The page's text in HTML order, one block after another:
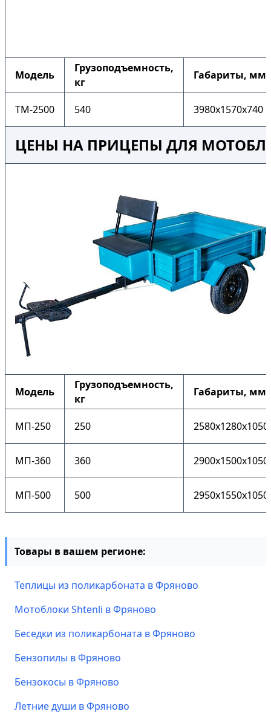
Модель
Грузоподъемность,
кг
Габариты, мм
ТМ-2500 540 3980x1570x740
ЦЕНЫ НА ПРИЦЕПЫ ДЛЯ
Модель
Грузоподъемность,
кг
Габариты, мм
МП-250 250 2580x1280x1050
МП-360 360 2900x1500x1050
МП-500 500 2950x1550x1050
Товары в вашем регионе:
Теплицы из поликарбоната в Фряново
Мотоблоки Shtenli в Фряново
Беседки из поликарбоната в Фряново
Бензопилы в Фряново
Бензокосы в Фряново
Летние души в Фряново